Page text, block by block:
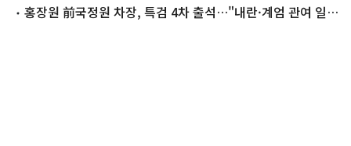
수사(종합)
홍장원 前국정원 차장, 특검 4차 출석…"내란·계엄 관여 일